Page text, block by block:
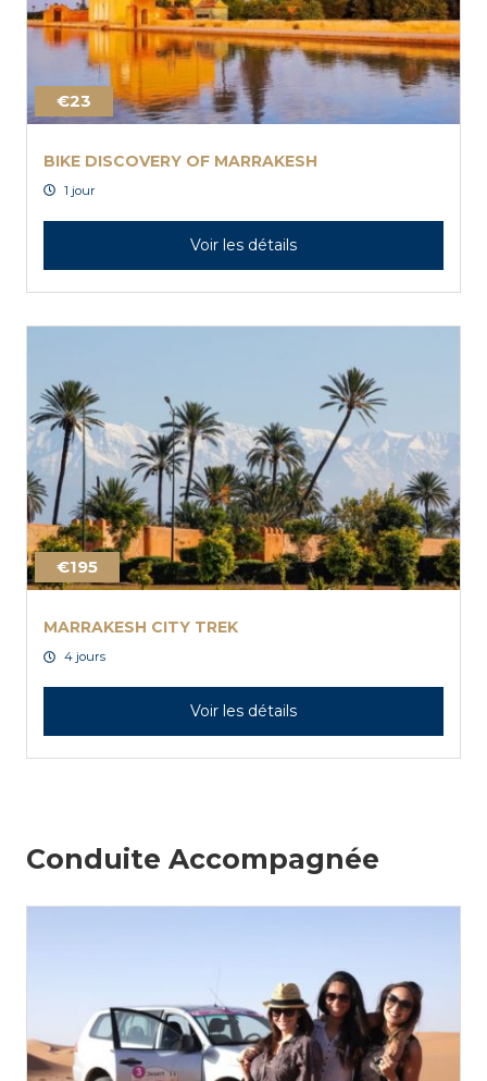
€23
BIKE DISCOVERY OF MARRAKESH
1 jour
Voir les détails
€195
MARRAKESH CITY TREK
4 jours
Voir les détails
Conduite Accompagnée